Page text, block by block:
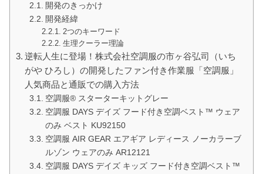
開発のきっかけ
開発経緯
2つのキーワード
生理クーラー理論
逆転人生に登場！株式会社空調服の市ヶ谷弘司（いち
がや ひろし）の開発したファン付き作業服「空調服」
人気商品と通販での購入方法
空調服® スターターキットグレー
空調服 DAYS デイズ フード付き空調ベスト™ ウェア
のみ ベスト KU92150
空調服 AIR GEAR エアギア レディース ノーカラーブ
ルゾン ウェアのみ AR12121
空調服 DAYS デイズ キッズ フード付き空調ベスト™